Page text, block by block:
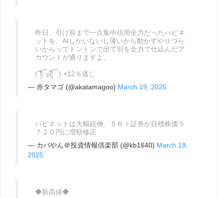
昨日、引け前まで一点集中信用全力だったハピネ
ットを、AIしかいないし薄いから動かずやりづら
いからってトントンで出て別を全力で仕込んだア
カウントが通りますよ。
(´༎ຶོρ༎ຶོ`) +12％逃し
— 赤タマゴ (@akatamagoo) March 19, 2025
ハピネットは大幅続伸、ＳＢＩ証券が目標株価５
７２０円に増額修正
— カバやん＠投資情報倶楽部 (@kb1640) March 19,
2025
◆新高値◆